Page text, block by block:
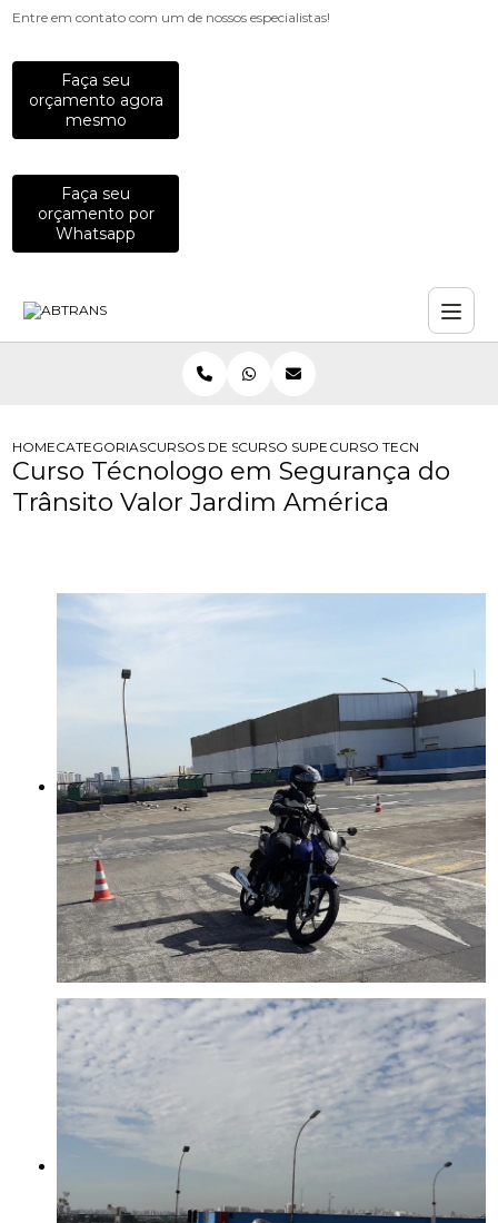
Entre em contato com um de nossos especialistas!
Faça seu
orçamento agora
mesmo
Faça seu
orçamento por
Whatsapp
HOMECATEGORIASCURSOS DE SEGURANCA NO TRANSITO
CURSO SUPERIOR DE TECNOLOGIA
CURSO TECNOLOGO
Curso Técnologo em Segurança do
Trânsito Valor Jardim América